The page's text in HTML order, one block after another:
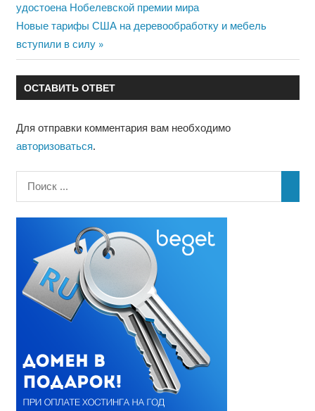
по
записям
запись:
удостоена Нобелевской премии мира
Следующая
запись:
Новые тарифы США на деревообработку и мебель
вступили в силу
ОСТАВИТЬ ОТВЕТ
Для отправки комментария вам необходимо
авторизоваться.